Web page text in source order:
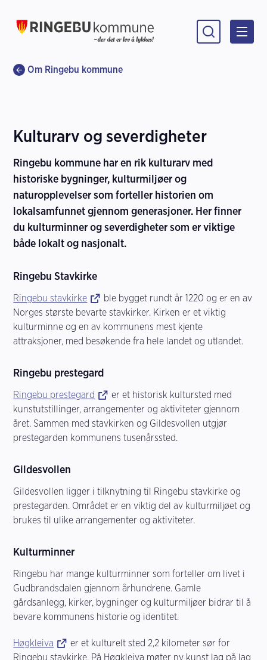
Du er her:
Om Ringebu kommune
Kulturarv og severdigheter
Ringebu kommune har en rik kulturarv med
historiske bygninger, kulturmiljøer og
naturopplevelser som forteller historien om
lokalsamfunnet gjennom generasjoner. Her finner
du kulturminner og severdigheter som er viktige
både lokalt og nasjonalt.
Ringebu Stavkirke
Ringebu stavkirke
ble bygget rundt år 1220 og er en av
Norges største bevarte stavkirker. Kirken er et viktig
kulturminne og en av kommunens mest kjente
attraksjoner, med besøkende fra hele landet og utlandet.
Ringebu prestegard
Ringebu prestegard
er et historisk kultursted med
kunstutstillinger, arrangementer og aktiviteter gjennom
året. Sammen med stavkirken og Gildesvollen utgjør
prestegarden kommunens tusenårssted.
Gildesvollen
Gildesvollen ligger i tilknytning til Ringebu stavkirke og
prestegarden. Området er en viktig del av kulturmiljøet og
brukes til ulike arrangementer og aktiviteter.
Kulturminner
Ringebu har mange kulturminner som forteller om livet i
Gudbrandsdalen gjennom århundrene. Gamle
gårdsanlegg, kirker, bygninger og kulturmiljøer bidrar til å
bevare kommunens historie og identitet.
Høgkleiva
er et kulturelt sted 2,2 kilometer sør for
Ringebu stavkirke. På Høgkleiva møter ny kunst lag på lag